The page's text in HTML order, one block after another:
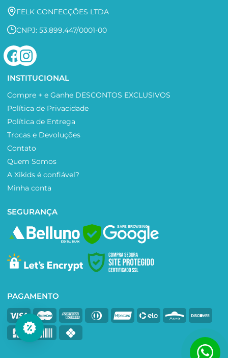
FELK CONFECÇÕES LTDA
CNPJ: 53.899.447/0001-00
INSTITUCIONAL
Compre + e Ganhe DESCONTOS EXCLUSIVOS
Política de Privacidade
Política de Entrega
Trocas e Devoluções
Contato
Quem Somos
A Xikids é confiável?
Minha conta
SEGURANÇA
SAFE BROWSING
PAGAMENTO